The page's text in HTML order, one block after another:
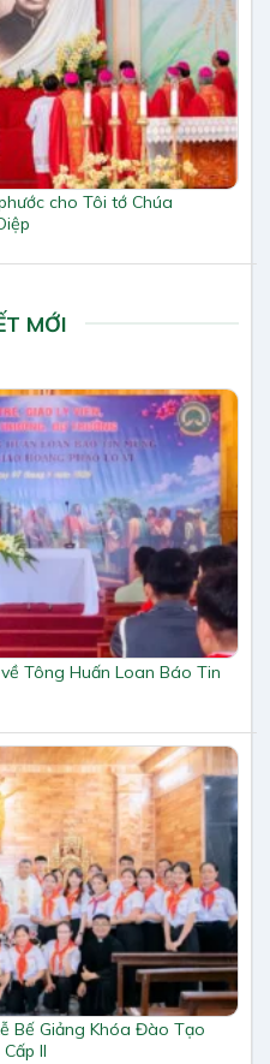
cho Tôi tớ Chúa
MỚI
Tông Huấn Loan Báo Tin
Bế Giảng Khóa Đào Tạo
II